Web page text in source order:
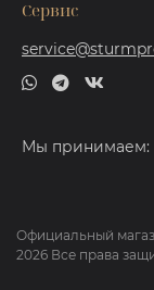
Сервис
Мы принимаем:
Официальный
2026 Все права